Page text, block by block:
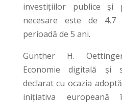
investițiilor publice și
necesare este de
perioadă de 5 ani.
Günther H.
Economie digitală și
declarat cu ocazia
inițiativa europeană